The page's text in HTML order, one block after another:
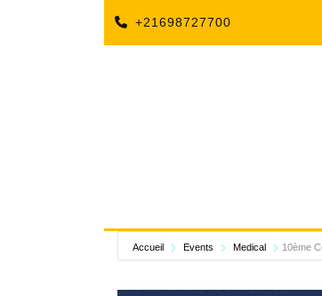
+21698727700
Accueil Events Medical 10ème